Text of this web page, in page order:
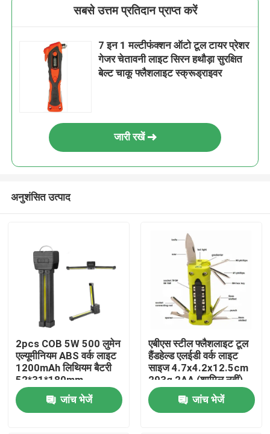
सबसे उत्तम प्रतिदान प्राप्त करें
7 इन 1 मल्टीफंक्शन ऑटो टूल टायर प्रेशर
गेजर चेतावनी लाइट सिरन हथौड़ा सुरक्षित
बेल्ट चाकू फ्लैशलाइट स्क्रूड्राइवर
जारी रखें
अनुशंसित उत्पाद
2pcs COB 5W 500 लुमेन
एल्यूमीनियम ABS वर्क लाइट
1200mAh लिथियम बैटरी
52*31*180mm
जांच भेजें
एबीएस स्टील फ्लैशलाइट टूल
हैंडहेल्ड एलईडी वर्क लाइट
साइज 4.7x4.2x12.5cm
293g 2AA (शामिल नहीं)
जांच भेजें